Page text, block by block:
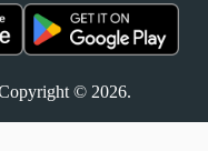
© 2026.